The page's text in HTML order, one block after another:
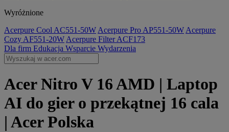
Wyróżnione
Acerpure Cool AC551-50W Acerpure Pro AP551-50W Acerpure
Cozy AF551-20W Acerpure Filter ACF173
Dla firm Edukacja Wsparcie Wydarzenia
Acer Nitro V 16 AMD | Laptop
AI do gier o przekątnej 16 cala
| Acer Polska